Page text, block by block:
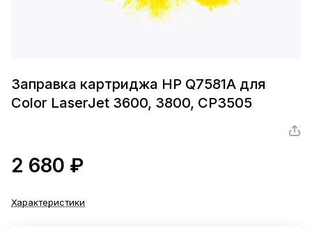
Заправка картриджа HP Q7581A для
Color LaserJet 3600, 3800, CP3505
2 680 ₽
Характеристики